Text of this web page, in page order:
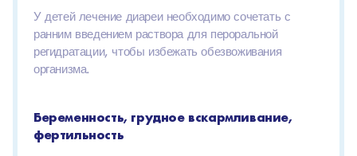
У детей лечение диареи необходимо сочетать с
ранним введением раствора для пероральной
регидратации, чтобы избежать обезвоживания
организма.
Беременность, грудное вскармливание,
фертильность